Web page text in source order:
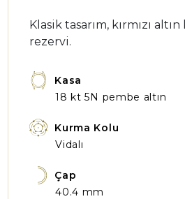
Klasik tasarım, kırmızı
rezervi.
Kasa
18 kt 5N pembe altın
Kurma Kolu
Vidalı
Çap
40.4 mm